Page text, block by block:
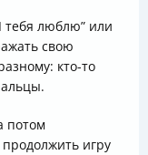
тебя люблю” или
свою
кто-то
потом
продолжить игру